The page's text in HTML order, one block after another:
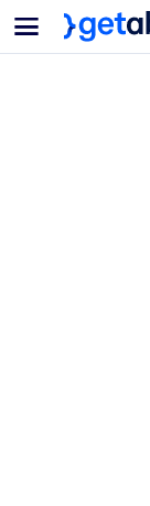
菜单
面向团队与
为您的员工配
帮助您的管理
让团队更轻松
技能提升与
培养您的员工
面向人工智